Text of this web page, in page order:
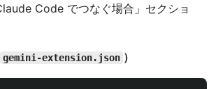
Code でつなぐ場合」セクショ
gemini-extension.json ）